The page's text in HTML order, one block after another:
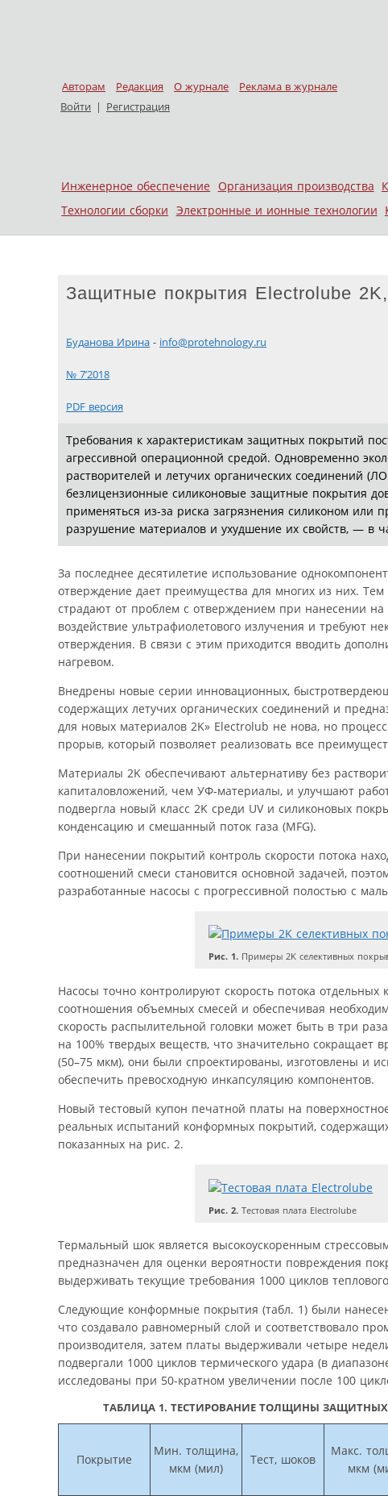
Авторам Редакция О журнале
Реклама в журнале
Войти | Регистрация
Меню
Skip to content
Инженерное обеспечение Организация производства
Технологии сборки Электронные и ионные технологии
Защитные покрытия Electrolube
Буданова Ирина - info@protehnology.ru
№ 7’2018
PDF версия
Требования к характеристикам защитных покрытий
агрессивной операционной средой. Одновременно
растворителей и летучих органических соединений
безлицензионные силиконовые защитные покрытия
применяться из-за риска загрязнения силиконом или
разрушение материалов и ухудшение их свойств, — в
За последнее десятилетие использование
отверждение дает преимущества для многих из них.
страдают от проблем с отверждением при нанесении
воздействие ультрафиолетового излучения и требуют
отверждения. В связи с этим приходится вводить
нагревом.
Внедрены новые серии инновационных,
содержащих летучих органических соединений и
для новых материалов 2K» Electrolub не нова, но
прорыв, который позволяет реализовать все
Материалы 2K обеспечивают альтернативу без
капиталовложений, чем УФ-материалы, и улучшают
подвергла новый класс 2K среди UV и силиконовых
конденсацию и смешанный поток газа (MFG).
При нанесении покрытий контроль скорости потока
соотношений смеси становится основной задачей,
разработанные насосы с прогрессивной полостью с
Рис. 1. Примеры 2K селективных
Насосы точно контролируют скорость потока
соотношения объемных смесей и обеспечивая
скорость распылительной головки может быть в три
на 100% твердых веществ, что значительно сокращает
(50–75 мкм), они были спроектированы, изготовлены и
обеспечить превосходную инкапсуляцию компонентов.
Новый тестовый купон печатной платы на
реальных испытаний конформных покрытий,
показанных на рис. 2.
Рис. 2. Тестовая плата Electrolube
Термальный шок является высокоускоренным
предназначен для оценки вероятности повреждения
выдерживать текущие требования 1000 циклов
Следующие конформные покрытия (табл. 1) были
что создавало равномерный слой и соответствовало
производителя, затем платы выдерживали четыре
подвергали 1000 циклов термического удара (в
исследованы при 50-кратном увеличении после 100
ТАБЛИЦА 1. ТЕСТИРОВАНИЕ ТОЛЩИНЫ
Покрытие
Мин. толщина,
мкм (мил)
Тест, шоков
Макс.
мкм